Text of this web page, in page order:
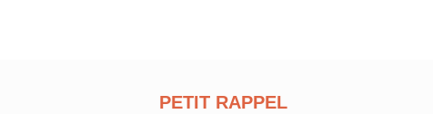
PETIT RAPPEL